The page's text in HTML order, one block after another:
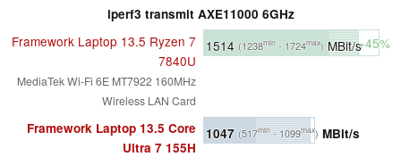
iperf3 transmit AXE11000 6GHz
Framework Laptop 13.5 Ryzen 7
7840U
MediaTek Wi-Fi 6E MT7922 160MHz
Wireless LAN Card
1514 (1238min - 1724max) MBit/s+45%
Framework Laptop 13.5 Core
Ultra 7 155H
1047 (517min- 1099max) MBit/s